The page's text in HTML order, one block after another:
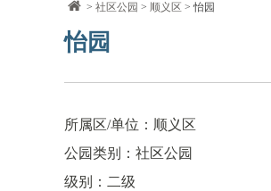
>社区公园 > 顺义区 > 怡园
怡园
所属区/单位：顺义区
公园类别：社区公园
级别：二级